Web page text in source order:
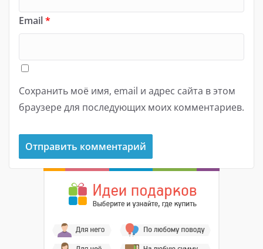
Email*
Сохранить моё имя, email и адрес сайта в этом
браузере для последующих моих комментариев.